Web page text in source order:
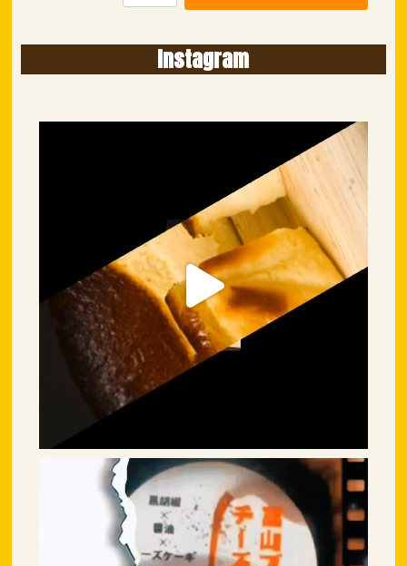
Instagram